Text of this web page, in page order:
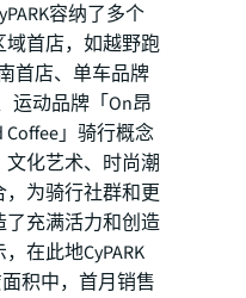
容纳了多个
首店，如越野跑
首店、单车品牌
运动品牌「On昂
」骑行概念
化艺术、时尚潮
为骑行社群和更
充满活力和创造
在此地CyPARK
积中，首月销售